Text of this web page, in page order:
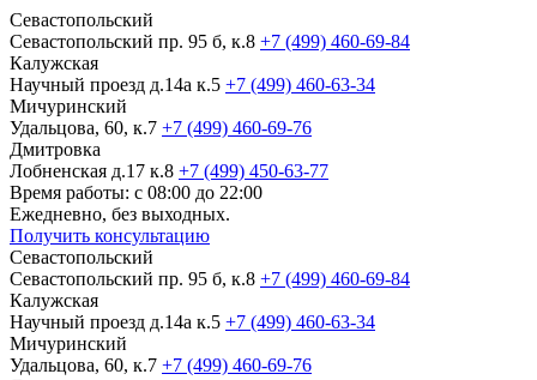
Севастопольский
Севастопольский пр. 95 б, к.8 +7 (499) 460-69-84
Калужская
Научный проезд д.14а к.5 +7 (499) 460-63-34
Мичуринский
Удальцова, 60, к.7 +7 (499) 460-69-76
Дмитровка
Лобненская д.17 к.8 +7 (499) 450-63-77
Время работы: с 08:00 до 22:00
Ежедневно, без выходных.
Получить консультацию
Севастопольский
Севастопольский пр. 95 б, к.8 +7 (499) 460-69-84
Калужская
Научный проезд д.14а к.5 +7 (499) 460-63-34
Мичуринский
Удальцова, 60, к.7 +7 (499) 460-69-76